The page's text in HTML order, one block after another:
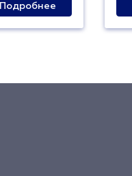
Подробнее